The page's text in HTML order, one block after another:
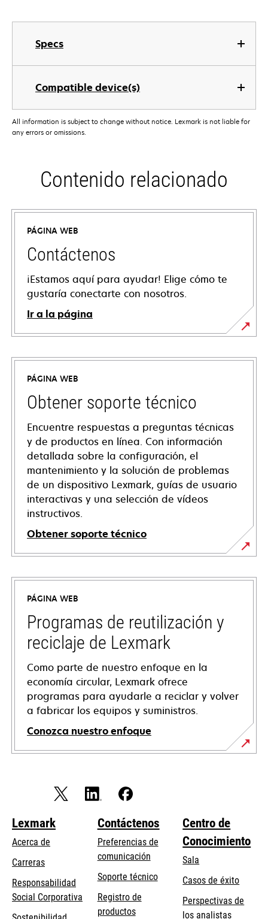
Specs
Compatible device(s)
All information is subject to change without notice. Lexmark is not liable for
any errors or omissions.
Contenido relacionado
PÁGINA WEB
Contáctenos
¡Estamos aquí para ayudar! Elige cómo te
gustaría conectarte con nosotros.
Ir a la página
PÁGINA WEB
Obtener soporte técnico
Encuentre respuestas a preguntas técnicas
y de productos en línea. Con información
detallada sobre la configuración, el
mantenimiento y la solución de problemas
de un dispositivo Lexmark, guías de usuario
interactivas y una selección de vídeos
instructivos.
Obtener soporte técnico
opens
in
new
tab
PÁGINA WEB
Programas de reutilización y
reciclaje de Lexmark
Como parte de nuestro enfoque en la
economía circular, Lexmark ofrece
programas para ayudarle a reciclar y volver
a fabricar los equipos y suministros.
Conozca nuestro enfoque
Lexmark
Acerca de
Carreras
Responsabilidad
Social Corporativa opens
Contáctenos
Preferencias de
comunicación
Soporte técnicoopens
Registro de
productos
Centro de
Conocimiento
Sala
Casos de éxito
Perspectivas de
los analistas